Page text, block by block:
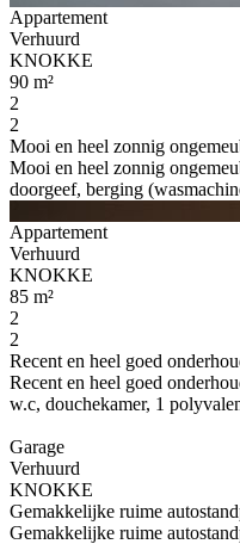
Appartement
Verhuurd
KNOKKE
90 m²
2
2
Mooi en heel zonnig
Mooi en heel zonnig
doorgeef, berging
Appartement
Verhuurd
KNOKKE
85 m²
2
2
Recent en heel goed
Recent en heel goed
w.c, douchekamer, 1
Garage
Verhuurd
KNOKKE
Gemakkelijke ruime
Gemakkelijke ruime